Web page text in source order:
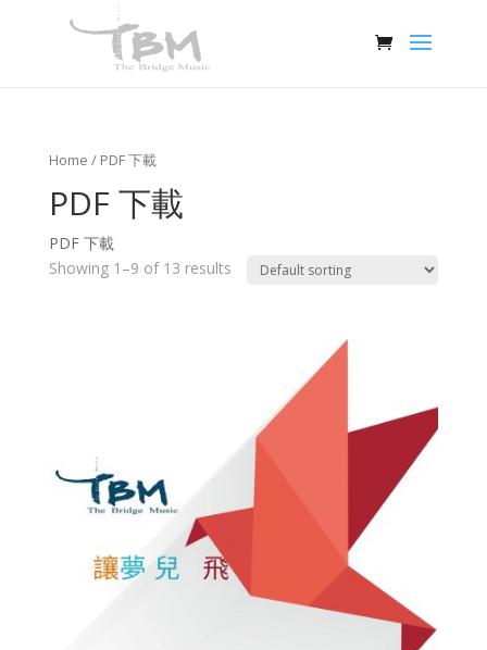
Home / PDF 下載
PDF 下載
PDF 下載
Showing 1–9 of 13 results